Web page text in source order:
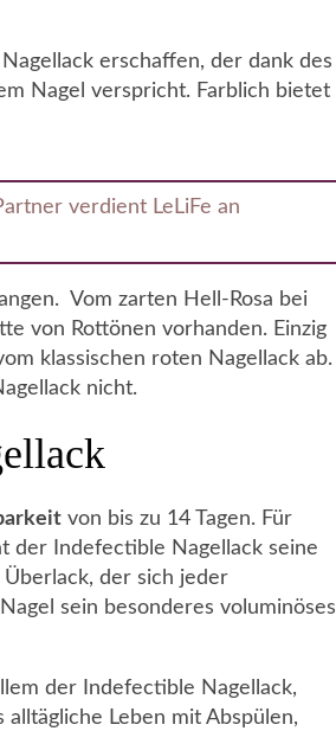
erschaffen, der dank des
Nagel verspricht. Farblich bietet
verdient LeLiFe an
Vom zarten Hell-Rosa bei
von Rottönen vorhanden. Einzig
klassischen roten Nagellack ab.
nicht.
von bis zu 14 Tagen. Für
der Indefectible Nagellack seine
der sich jeder
sein besonderes voluminöses
der Indefectible Nagellack,
Leben mit Abspülen,